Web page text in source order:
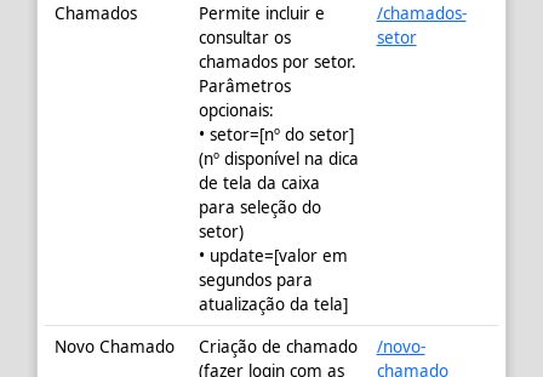
Chamados
Permite incluir e
consultar os
chamados por setor.
Parâmetros
opcionais:
• setor=[nº do setor]
(nº disponível na dica
de tela da caixa
para seleção do
setor)
• update=[valor em
segundos para
atualização da tela]
/chamados-
setor
Novo Chamado
Criação de chamado
(fazer login com as
/novo-
chamado